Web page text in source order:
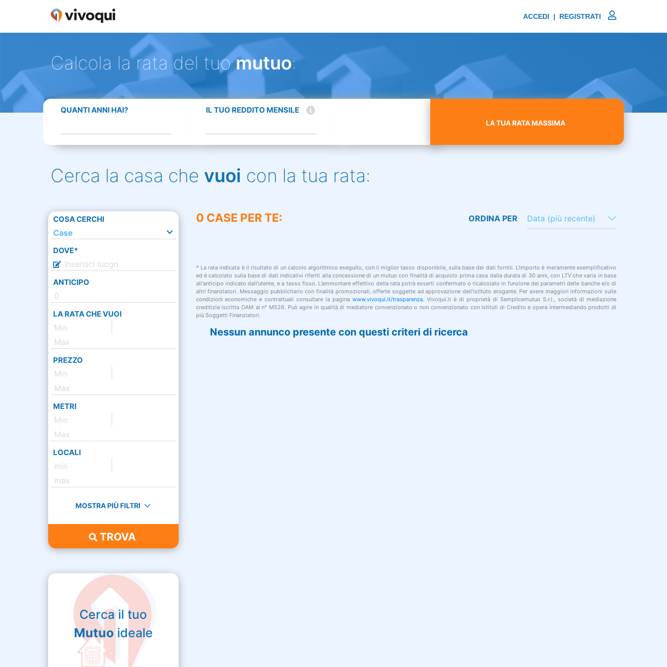
ACCEDI | REGISTRATI
Calcola la rata del tuomutuo:
QUANTI ANNI HAI? IL TUO REDDITO MENSILE
LA TUA RATA MASSIMA
Cerca la casa che vuoi con la tua rata:
Nessun annunco presente con questi criteri di ricerca
COSA CERCHI
Case
DOVE*
ANTICIPO
LA RATA CHE VUOI
PREZZO
METRI
LOCALI
MOSTRA PIÙ FILTRI
TROVA
Cerca il tuo
Mutuoideale
0 CASE PER TE: ORDINA PER Data (più recente)
* La rata indicata è il risultato di un calcolo algoritmico eseguito, con il miglior tasso disponibile, sulla base dei dati forniti. L'importo è meramente esemplificativo
ed è calcolato sulla base di dati indicativi riferiti alla concessione di un mutuo con finalità di acquisto prima casa dalla durata di 30 anni, con LTV che varia in base
all'anticipo indicato dall'utente, e a tasso fisso. L’ammontare effettivo della rata potrà esserti confermato o ricalcolato in funzione dei parametri delle banche e/o di
altri finanziatori. Messaggio pubblicitario con finalità promozionali, offerte soggette ad approvazione dell'istituto erogante. Per avere maggiori informazioni sulle
condizioni economiche e contrattuali consultare la paginawww.vivoqui.it/trasparenza. Vivoqui.it è di proprietà di Semplicemutuo S.r.l., società di mediazione
creditizia iscritta OAM al n° M526. Può agire in qualità di mediatore convenzionato o non convenzionato con Istituti di Credito e opera intermediando prodotti di
più Soggetti Finanziatori.